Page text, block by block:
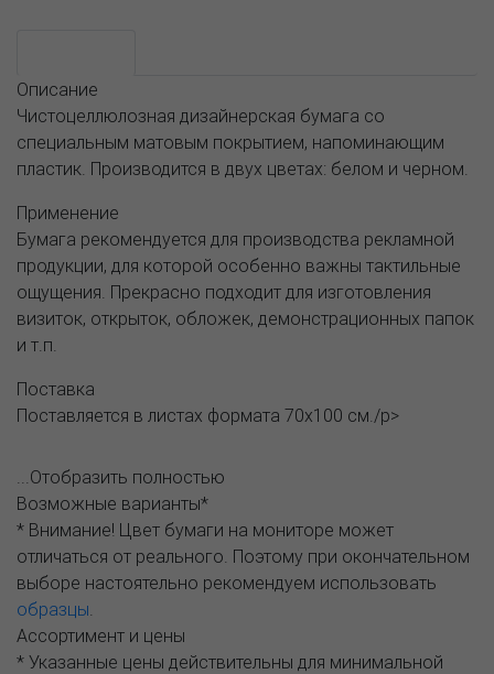
Описание
Чистоцеллюлозная дизайнерская бумага со
специальным матовым покрытием, напоминающим
пластик. Производится в двух цветах: белом и черном.
Применение
Бумага рекомендуется для производства рекламной
продукции, для которой особенно важны тактильные
ощущения. Прекрасно подходит для изготовления
визиток, открыток, обложек, демонстрационных папок
и т.п.
Поставка
Поставляется в листах формата 70х100 см./p>
...Отобразить полностью
Возможные варианты*
* Внимание! Цвет бумаги на мониторе может
отличаться от реального. Поэтому при окончательном
выборе настоятельно рекомендуем использовать
образцы
Ассортимент и цены
* Указанные цены действительны для минимальной